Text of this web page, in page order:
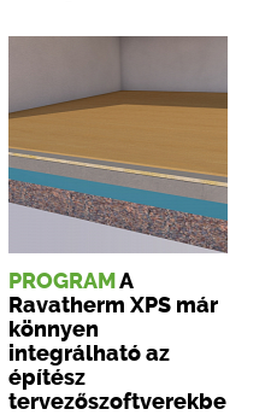
PROGRAM A
Ravatherm XPS már
könnyen
integrálható az
építész
tervezőszoftverekbe